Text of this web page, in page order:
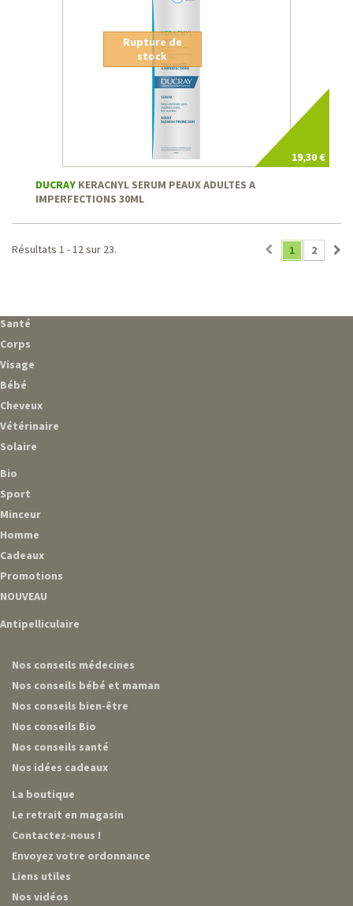
19,30 €
Rupture de
stock
DUCRAY KERACNYL SERUM PEAUX ADULTES A
IMPERFECTIONS 30ML
1 2
Résultats 1 - 12 sur 23.
Santé
Corps
Visage
Bébé
Cheveux
Vétérinaire
Solaire
Bio
Sport
Minceur
Homme
Cadeaux
Promotions
NOUVEAU
Antipelliculaire
Nos conseils médecines
Nos conseils bébé et maman
Nos conseils bien-être
Nos conseils Bio
Nos conseils santé
Nos idées cadeaux
La boutique
Le retrait en magasin
Contactez-nous !
Envoyez votre ordonnance
Liens utiles
Nos vidéos